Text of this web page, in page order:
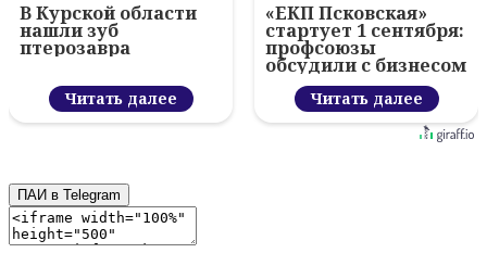
В Курской области
нашли зуб
птерозавра
Читать далее
«ЕКП Псковская»
стартует 1 сентября:
профсоюзы
обсудили с бизнесом
новый цифровой
проектЧитать далее
ПАИ в Telegram